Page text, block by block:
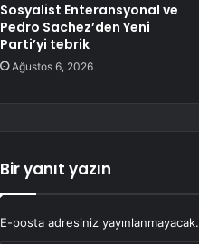
Sosyalist Enteransyonal ve
Pedro Sachez’den Yeni
Parti’yi tebrik
Ağustos 6, 2026
Bir yanıt yazın
E-posta adresiniz yayınlanmayacak.